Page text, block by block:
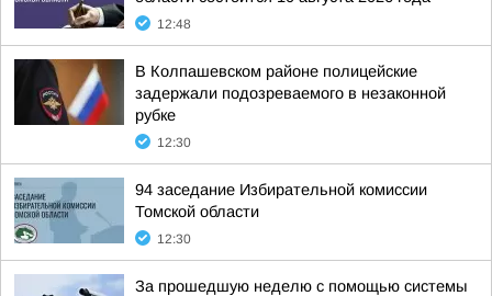
12:48
В Колпашевском районе полицейские
задержали подозреваемого в незаконной
рубке
12:30
94 заседание Избирательной комиссии
Томской области
12:30
За прошедшую неделю с помощью системы